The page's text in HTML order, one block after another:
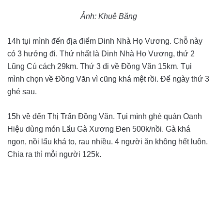
Ảnh: Khuê Băng
14h tụi mình đến địa điểm Dinh Nhà Họ Vương. Chỗ này
có 3 hướng đi. Thứ nhất là Dinh Nhà Họ Vương, thứ 2
Lũng Cú cách 29km. Thứ 3 đi về Đồng Văn 15km. Tụi
mình chọn về Đồng Văn vì cũng khá mệt rồi. Để ngày thứ 3
ghé sau.
15h về đến Thị Trấn Đồng Văn. Tụi mình ghé quán Oanh
Hiệu dùng món Lẩu Gà Xương Đen 500k/nồi. Gà khá
ngon, nồi lẩu khá to, rau nhiều. 4 người ăn không hết luôn.
Chia ra thì mỗi người 125k.